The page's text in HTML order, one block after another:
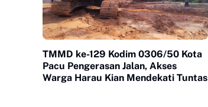
TMMD ke-129 Kodim 0306/50 Kota
Pacu Pengerasan Jalan, Akses
Warga Harau Kian Mendekati Tuntas